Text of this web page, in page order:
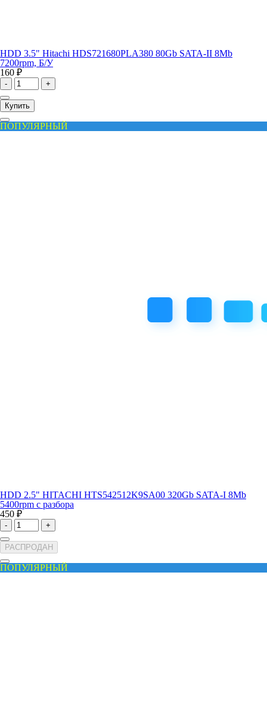
HDD 3.5" Hitachi HDS721680PLA380 80Gb SATA-II 8Mb
7200rpm, Б/У
160 ₽
- +
Купить
ПОПУЛЯРНЫЙ
HDD 2.5" HITACHI HTS542512K9SA00 320Gb SATA-I 8Mb
5400rpm с разбора
450 ₽
- +
РАСПРОДАН
ПОПУЛЯРНЫЙ